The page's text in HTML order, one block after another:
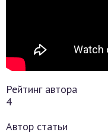
Рейтинг автора
4
Автор статьи